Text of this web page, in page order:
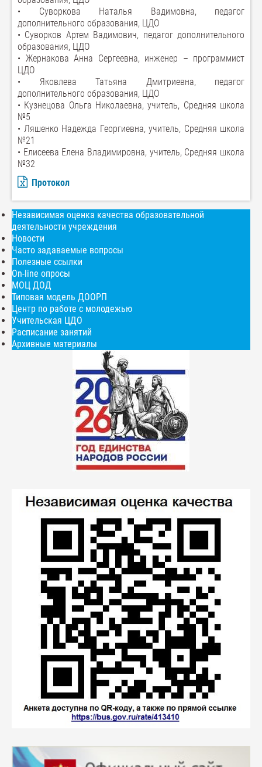
• Суворкова Наталья Вадимовна, педагог
дополнительного образования, ЦДО
• Суворков Артем Вадимович, педагог дополнительного
образования, ЦДО
• Жернакова Анна Сергеевна, инженер – программист
ЦДО
• Яковлева Татьяна Дмитриевна, педагог
дополнительного образования, ЦДО
• Кузнецова Ольга Николаевна, учитель, Средняя школа
№5
• Ляшенко Надежда Георгиевна, учитель, Средняя школа
№21
• Елисеева Елена Владимировна, учитель, Средняя школа
№32
Протокол
Независимая оценка качества образовательной
деятельности учреждения
Новости
Часто задаваемые вопросы
Полезные ссылки
On-line опросы
МОЦ ДОД
Типовая модель ДООРП
Центр по работе с молодежью
Учительская ЦДО
Расписание занятий
Архивные материалы